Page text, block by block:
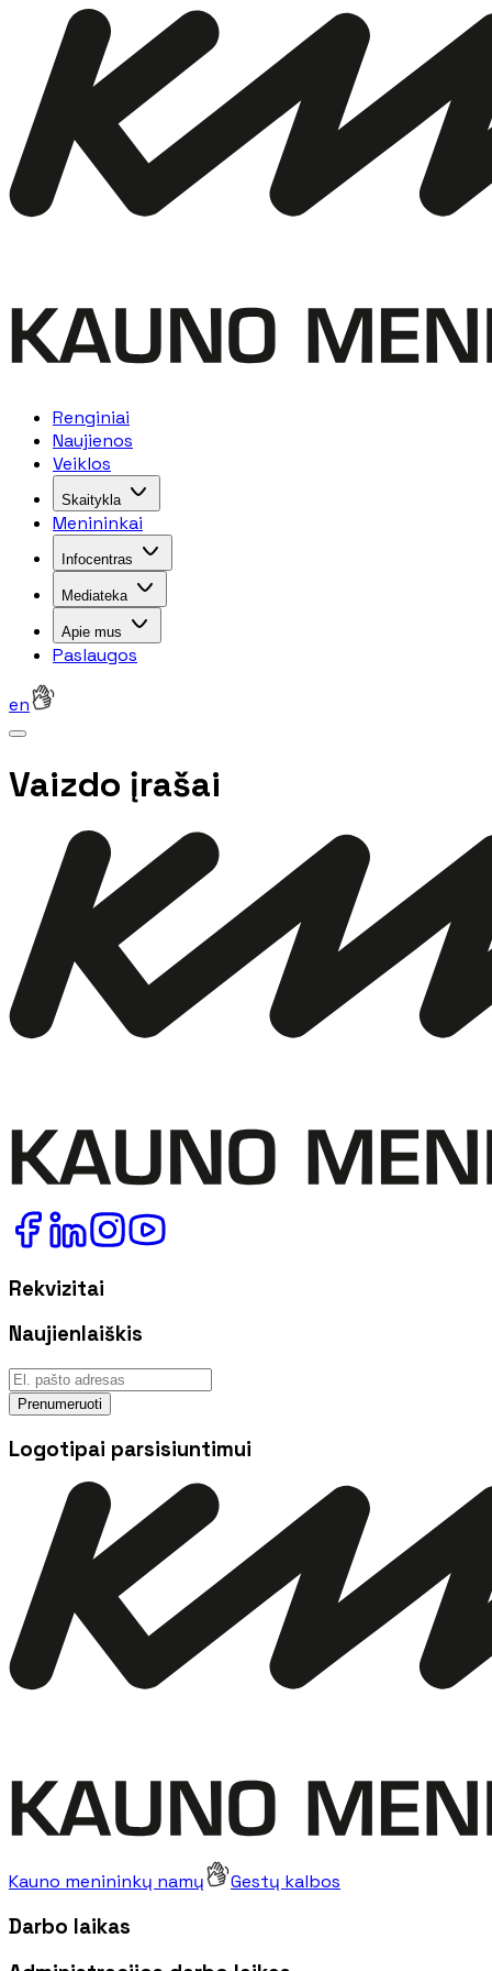
Renginiai
Naujienos
Veiklos
Skaitykla
Menininkai
Infocentras
Mediateka
Apie mus
Paslaugos
en
Vaizdo įrašai
Rekvizitai
Naujienlaiškis
Prenumeruoti
Logotipai parsisiuntimui
Kauno menininkų namų Gestų kalbos
Darbo laikas